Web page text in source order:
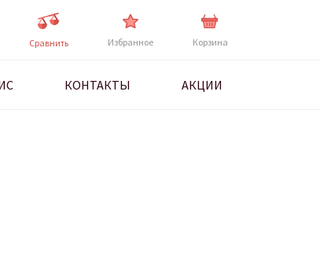
Cравнить Избранное Корзина
КОНТАКТЫ АКЦИИ